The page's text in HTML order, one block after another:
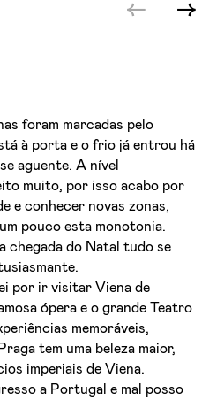
foram marcadas pelo
à porta e o frio já entrou há
aguente. A nível
muito, por isso acabo por
e conhecer novas zonas,
pouco esta monotonia.
chegada do Natal tudo se
por ir visitar Viena de
ópera e o grande Teatro
memoráveis,
tem uma beleza maior,
imperiais de Viena.
a Portugal e mal posso